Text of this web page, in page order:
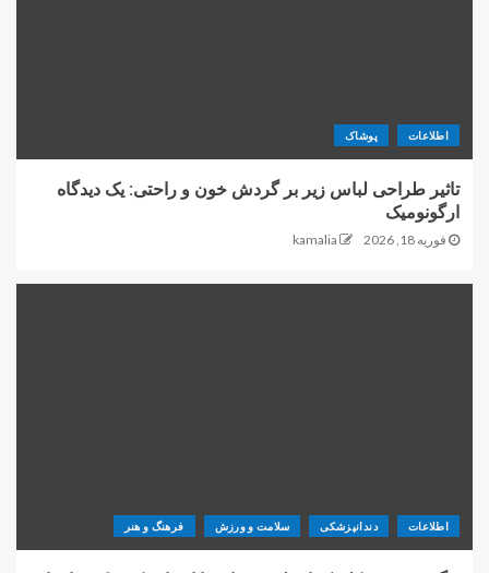
اطلاعات پوشاک
تاثیر طراحی لباس زیر بر گردش خون و راحتی: یک دیدگاه
ارگونومیک
فوریه 18, 2026 kamalia
اطلاعات دندانپزشکی سلامت و ورزش فرهنگ و هنر